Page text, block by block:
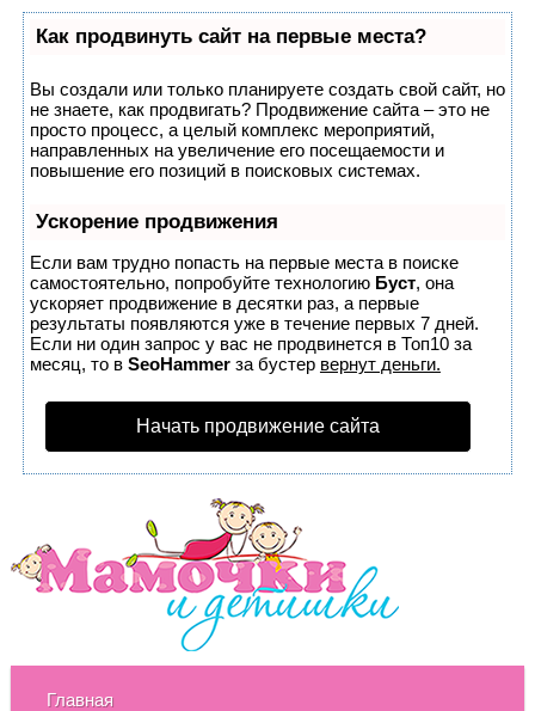
Как продвинуть сайт на первые места?
Вы создали или только планируете создать свой сайт, но
не знаете, как продвигать? Продвижение сайта – это не
просто процесс, а целый комплекс мероприятий,
направленных на увеличение его посещаемости и
повышение его позиций в поисковых системах.
Ускорение продвижения
Если вам трудно попасть на первые места в поиске
самостоятельно, попробуйте технологию Буст, она
ускоряет продвижение в десятки раз, а первые
результаты появляются уже в течение первых 7 дней.
Если ни один запрос у вас не продвинется в Топ10 за
месяц, то в SeoHammerза бустер вернут деньги.
Начать продвижение сайта
Главная